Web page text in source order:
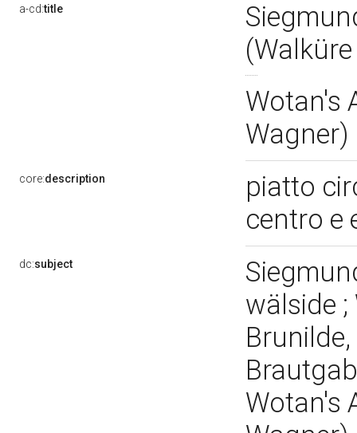
a-cd:title
Wotan's
Wagner)
core:description
piatto
centro e
dc:subject
wälside
Wotan's